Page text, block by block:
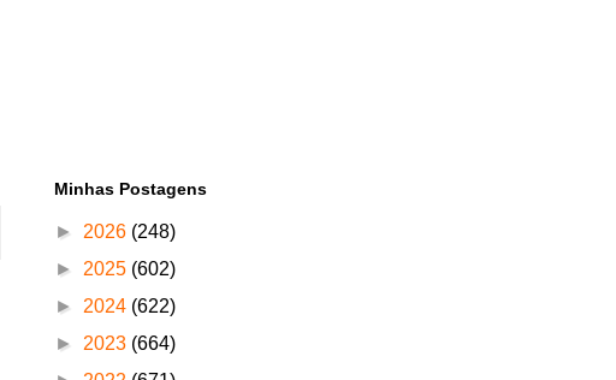
Minhas Postagens
► 2026 (248)
► 2025 (602)
► 2024 (622)
► 2023 (664)